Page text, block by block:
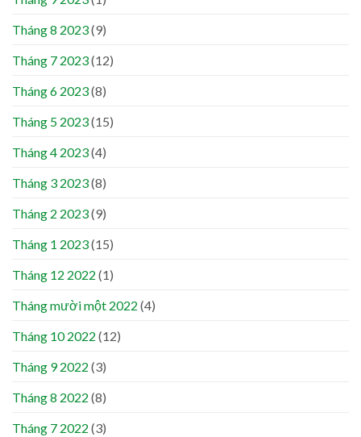
Tháng 8 2023(9)
Tháng 7 2023(12)
Tháng 6 2023(8)
Tháng 5 2023(15)
Tháng 4 2023(4)
Tháng 3 2023(8)
Tháng 2 2023(9)
Tháng 1 2023(15)
Tháng 12 2022 (1)
Tháng mười một 2022 (4)
Tháng 10 2022 (12)
Tháng 9 2022 (3)
Tháng 8 2022 (8)
Tháng 7 2022 (3)